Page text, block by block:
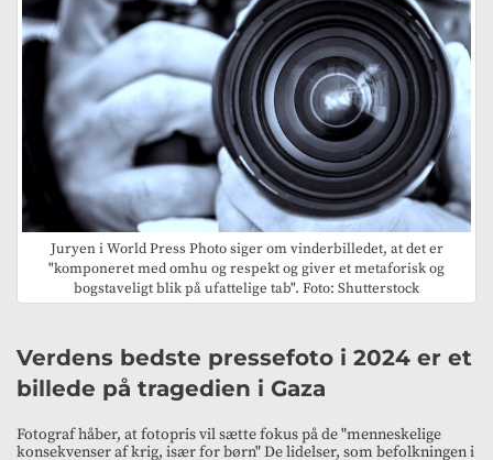
Juryen i World Press Photo siger om vinderbilledet, at det er
"komponeret med omhu og respekt og giver et metaforisk og
bogstaveligt blik på ufattelige tab". Foto: Shutterstock
Verdens bedste pressefoto i 2024 er et
billede på tragedien i Gaza
Fotograf håber, at fotopris vil sætte fokus på de "menneskelige
konsekvenser af krig, især for børn" De lidelser, som befolkningen i